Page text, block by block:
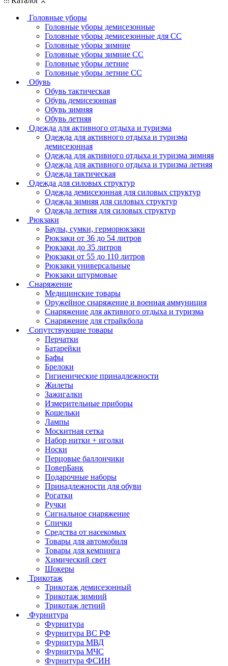
Головные уборы
Головные уборы демисезонные
Головные уборы демисезонные для СС
Головные уборы зимние
Головные уборы зимние СС
Головные уборы летние
Головные уборы летние СС
Обувь
Обувь тактическая
Обувь демисезонная
Обувь зимняя
Обувь летняя
Одежда для активного отдыха и туризма
Одежда для активного отдыха и туризма
демисезонная
Одежда для активного отдыха и туризма зимняя
Одежда для активного отдыха и туризма летняя
Одежда тактическая
Одежда для силовых структур
Одежда демисезонная для силовых структур
Одежда зимняя для силовых структур
Одежда летняя для силовых структур
Рюкзаки
Баулы, сумки, герморюкзаки
Рюкзаки от 36 до 54 литров
Рюкзаки до 35 литров
Рюкзаки от 55 до 110 литров
Рюкзаки универсальные
Рюкзаки штурмовые
Снаряжение
Медицинские товары
Оружейное снаряжение и военная аммуниция
Снаряжение для активного отдыха и туризма
Снаряжение для страйкбола
Сопутствующие товары
Перчатки
Батарейки
Бафы
Брелоки
Гигиенические принадлежности
Жилеты
Зажигалки
Измерительные приборы
Кошельки
Лампы
Москитная сетка
Набор нитки + иголки
Носки
Перцовые баллончики
ПоверБанк
Подарочные наборы
Принадлежности для обуви
Рогатки
Ручки
Сигнальное снаряжение
Спички
Средства от насекомых
Товары для автомобиля
Товары для кемпинга
Химический свет
Шокеры
Трикотаж
Трикотаж демисезонный
Трикотаж зимний
Трикотаж летний
Фурнитура
Фурнитура
Фурнитура ВС РФ
Фурнитура МВД
Фурнитура МЧС
Фурнитура ФСИН